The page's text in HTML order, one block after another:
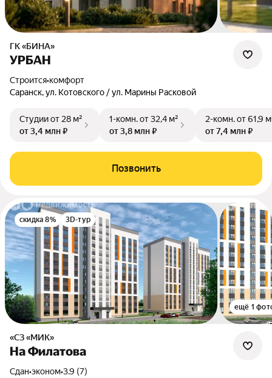
ГК «БИНА»
УРБАН
Строится•комфорт
Саранск, ул. Котовского / ул. Марины Расковой
Студииот 28 м²
от 3,4 млн ₽
1-комн.от 32,4 м²
от 3,8 млн ₽
2-комн.от 61,9
от 7,4 млн ₽
Позвонить
скидка 8% 3D-тур
ещё 1
«СЗ «МИК»
На Филатова
Сдан•эконом•3.9 (7)